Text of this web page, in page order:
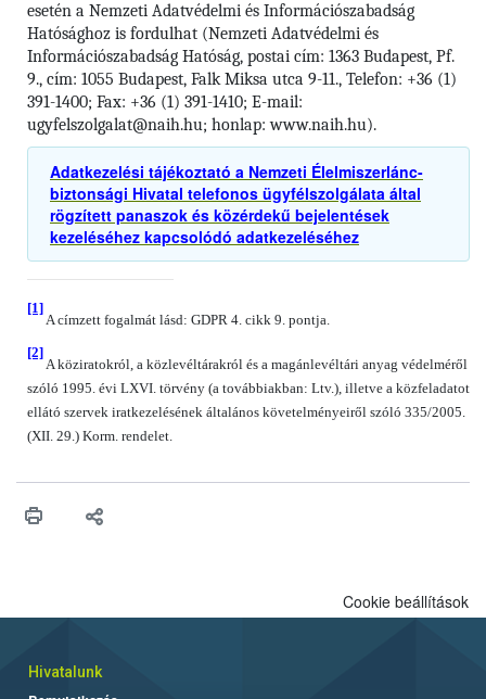
esetén a Nemzeti Adatvédelmi és Információszabadság
Hatósághoz is fordulhat (Nemzeti Adatvédelmi és
Információszabadság Hatóság, postai cím: 1363 Budapest, Pf.
9., cím: 1055 Budapest, Falk Miksa utca 9-11., Telefon: +36 (1)
391-1400; Fax: +36 (1) 391-1410; E-mail:
ugyfelszolgalat@naih.hu; honlap: www.naih.hu).
Adatkezelési tájékoztató a Nemzeti Élelmiszerlánc-
biztonsági Hivatal telefonos ügyfélszolgálata által
rögzített panaszok és közérdekű bejelentések
kezeléséhez kapcsolódó adatkezeléséhez
[1]
A címzett fogalmát lásd: GDPR 4. cikk 9. pontja.
[2]
A köziratokról, a közlevéltárakról és a magánlevéltári anyag védelméről
szóló 1995. évi LXVI. törvény (a továbbiakban: Ltv.), illetve a közfeladatot
ellátó szervek iratkezelésének általános követelményeiről szóló 335/2005.
(XII. 29.) Korm. rendelet.
Cookie beállítások
Hivatalunk